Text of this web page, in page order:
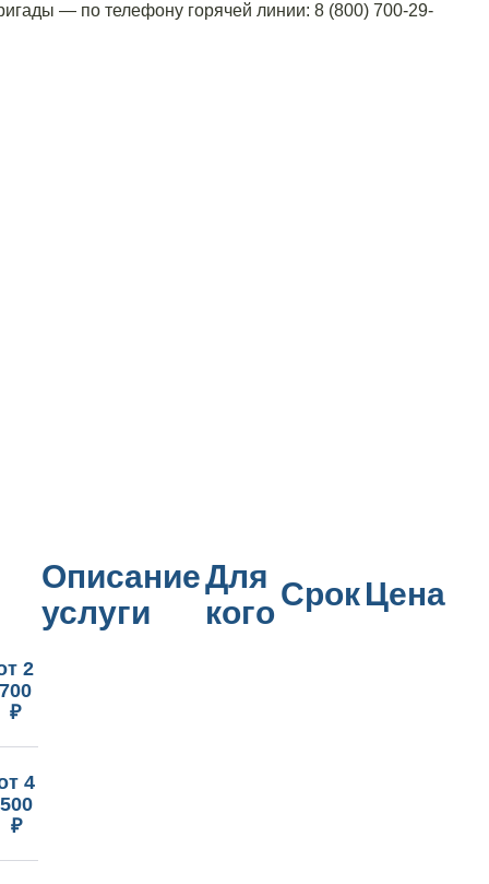
— по телефону горячей линии: 8 (800) 700-29-
Описание
услуги
Для
кого
СрокЦена
2
₽
4
500
₽